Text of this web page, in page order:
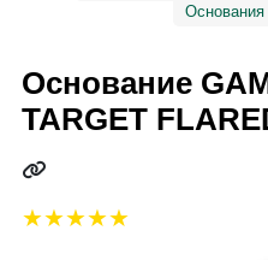
Основания
Основание
TARGET